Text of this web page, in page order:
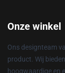
Onze winkel
Ons designteam
product. Wij
hoogwaardige en